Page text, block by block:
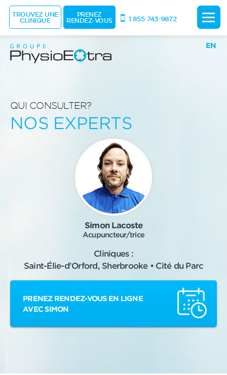
EN
QUI CONSULTER?
NOS EXPERTS
Simon Lacoste
Acupuncteur/trice
Cliniques :
Saint-Élie-d'Orford, Sherbrooke • Cité du Parc
PRENEZ RENDEZ-VOUS EN LIGNE
AVEC SIMON
TROUVEZ UNE
CLINIQUE
PRENEZ
RENDEZ-VOUS 1 855 743-9872